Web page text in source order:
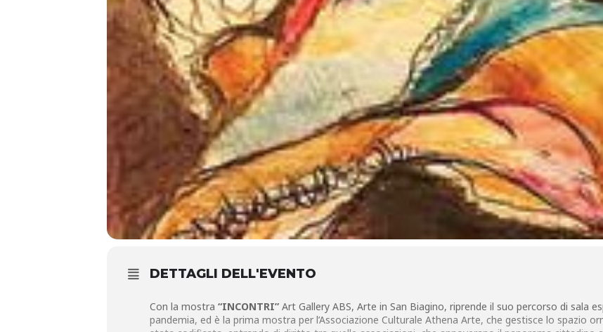
DETTAGLI DELL'EVENTO
Con la mostra “INCONTRI” Art Gallery ABS, Arte in San Biagino, riprende il suo percorso di sala
pandemia, ed è la prima mostra per l’Associazione Culturale Athena Arte, che gestisce lo spazio